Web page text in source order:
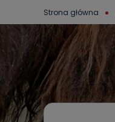
Strona główna